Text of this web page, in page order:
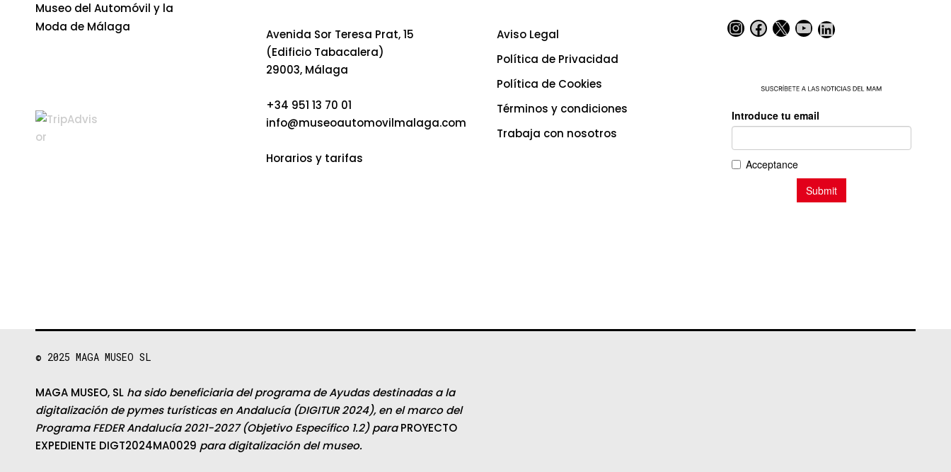
Museo del Automóvil y la
Moda de Málaga
Avenida Sor Teresa Prat, 15
(Edificio Tabacalera)
29003, Málaga
+34 951 13 70 01
info@museoautomovilmalaga.com
Horarios y tarifas
Aviso Legal
Política de Privacidad
Política de Cookies
Términos y condiciones
Trabaja con nosotros
Instagram
Facebook
X YouTube
LinkedIn
© 2025 MAGA MUSEO SL
MAGA MUSEO, SL ha sido beneficiaria del programa de Ayudas destinadas a la
digitalización de pymes turísticas en Andalucía (DIGITUR 2024), en el marco del
Programa FEDER Andalucía 2021-2027 (Objetivo Específico 1.2) paraPROYECTO
EXPEDIENTE DIGT2024MA0029 para digitalización del museo.